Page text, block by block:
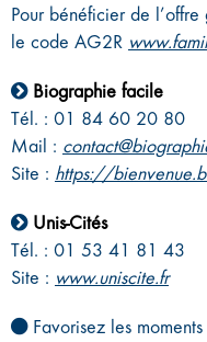
Pour bénéficier de
le code AG2R
Biographie facile
Tél. : 01 84 60 20 80
Mail :
Site : https://
Unis-Cités
Tél. : 01 53 41 81 43
Site : www.uniscite.fr
Favorisez les